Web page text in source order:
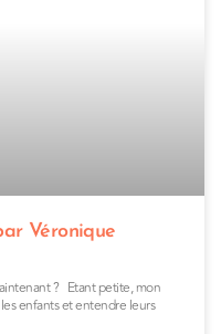
Véronique
? Etant petite, mon
enfants et entendre leurs